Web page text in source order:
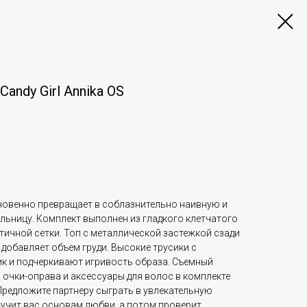
Girl Annika OS
превращает в соблазнительно наивную и
Комплект выполнен из гладкого клетчатого
сетки. Топ с металлической застежкой сзади
объем груди. Высокие трусики с
и подчеркивают игривость образа. Съемный
оправа и аксессуары для волос в комплекте
партнеру сыграть в увлекательную
вас основам любви, а потом проверит